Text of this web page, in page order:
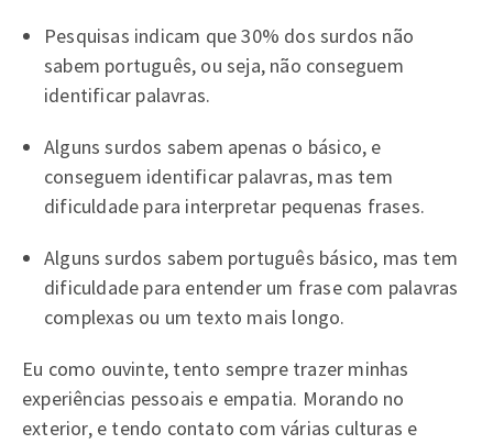
Pesquisas indicam que 30% dos surdos não
sabem português, ou seja, não conseguem
identificar palavras.
Alguns surdos sabem apenas o básico, e
conseguem identificar palavras, mas tem
dificuldade para interpretar pequenas frases.
Alguns surdos sabem português básico, mas tem
dificuldade para entender um frase com palavras
complexas ou um texto mais longo.
Eu como ouvinte, tento sempre trazer minhas
experiências pessoais e empatia. Morando no
exterior, e tendo contato com várias culturas e